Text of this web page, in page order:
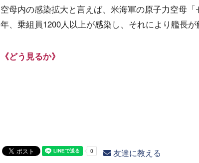
空母内の感染拡大と言えば、米海軍の原子力空母
年、乗組員1200人以上が感染し、それにより艦長が
《どう見るか》
友達に教える